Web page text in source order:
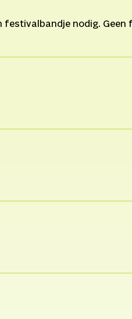
festivalbandje nodig. Geen